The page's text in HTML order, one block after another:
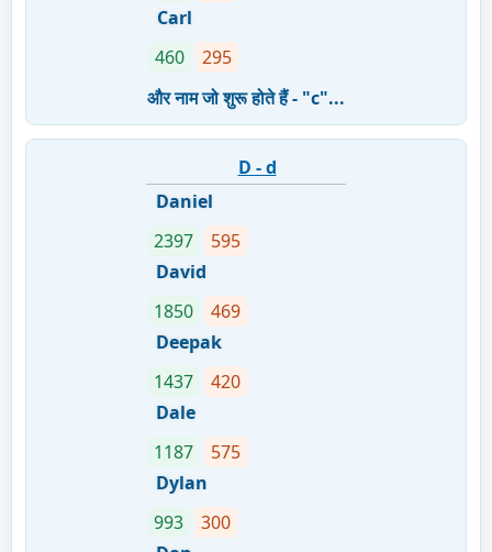
Carl
460
295
और नाम जो शुरू होते हैं - "c"...
D - d
Daniel
2397
595
David
1850
469
Deepak
1437
420
Dale
1187
575
Dylan
993
300